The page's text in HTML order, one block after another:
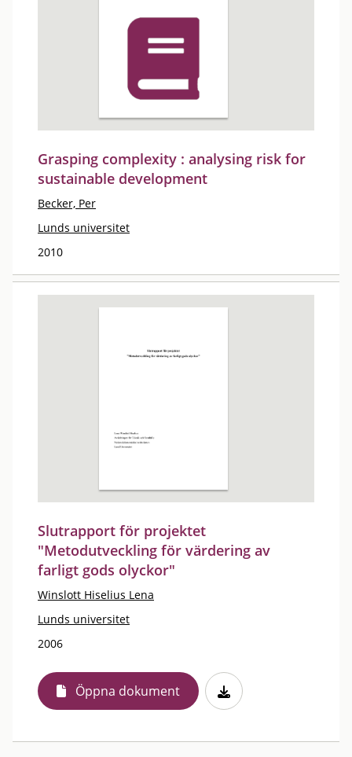
Grasping complexity : analysing risk for
sustainable development
Becker, Per
Lunds universitet
2010
Slutrapport för projektet
"Metodutveckling för värdering av
farligt gods olyckor"
Winslott Hiselius Lena
Lunds universitet
2006
Öppna dokument